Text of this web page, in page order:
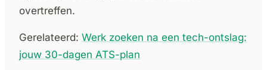
overtreffen.
Gerelateerd: Werk zoeken na een tech-ontslag:
jouw 30-dagen ATS-plan